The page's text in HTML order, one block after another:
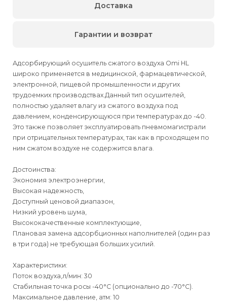
Адсорбирующий осушитель сжатого воздуха Omi HL
широко применяется в медицинской, фармацевтической,
электронной, пищевой промышленности и других
трудоемких производствах.Данный тип осушителей,
полностью удаляет влагу из сжатого воздуха под
давлением, конденсирующуюся при температурах до -40.
Это также позволяет эксплуатировать пневмомагистрали
при отрицательных температурах, так как в проходящем по
ним сжатом воздухе не содержится влага.
Достоинства:
Экономия электроэнергии,
Высокая надежность,
Доступный ценовой диапазон,
Низкий уровень шума,
Высококачественные комплектующие,
Плановая замена адсорбционных наполнителей (один раз
в три года) не требующая больших усилий.
Характеристики:
Поток воздуха,л/мин: 30
Стабильная точка росы -40°С (опционально до -70°С).
Максимальное давление, атм: 10
Доставка
Гарантии и возврат